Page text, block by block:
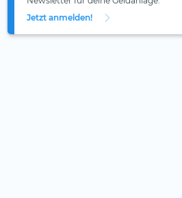
Jetzt anmelden!